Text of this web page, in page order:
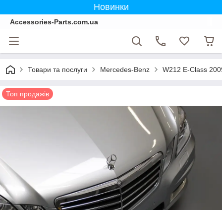
Новинки
Accessories-Parts.com.ua
Товари та послуги Mercedes-Benz W212 E-Class
Топ продажів